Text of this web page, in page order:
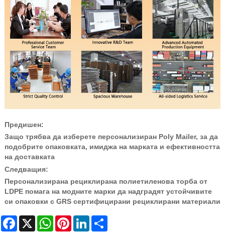
Предишен:
Защо трябва да изберете персонализиран Poly Mailer, за да
подобрите опаковката, имиджа на марката и ефективността
на доставката
Следващия:
Персонализирана рециклирана полиетиленова торба от
LDPE помага на модните марки да надградят устойчивите
си опаковки с GRS сертифицирани рециклирани материали
Facebook
X WhatsAppPinterestLinkedIn